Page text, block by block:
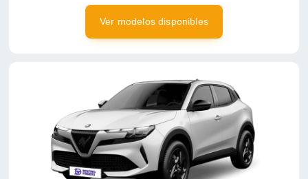
Ver modelos disponibles